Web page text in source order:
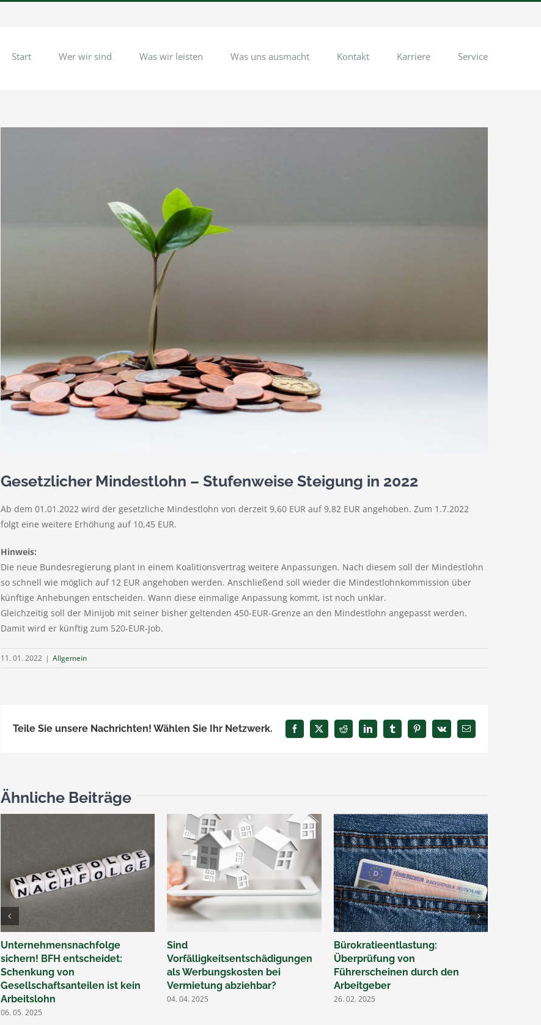
Start Wer wir sind Was wir leisten Was uns ausmacht Kontakt Karriere Service
Gesetzlicher Mindestlohn – Stufenweise Steigung in 2022
Ab dem 01.01.2022 wird der gesetzliche Mindestlohn von derzeit 9,60 EUR auf 9,82 EUR angehoben. Zum 1.7.2022
folgt eine weitere Erhöhung auf 10,45 EUR.
Hinweis:
Die neue Bundesregierung plant in einem Koalitionsvertrag weitere Anpassungen. Nach diesem soll der Mindestlohn
so schnell wie möglich auf 12 EUR angehoben werden. Anschließend soll wieder die Mindestlohnkommission über
künftige Anhebungen entscheiden. Wann diese einmalige Anpassung kommt, ist noch unklar.
Gleichzeitig soll der Minijob mit seiner bisher geltenden 450-EUR-Grenze an den Mindestlohn angepasst werden.
Damit wird er künftig zum 520-EUR-Job.
11. 01. 2022 | Allgemein
Teile Sie unsere Nachrichten! Wählen Sie Ihr Netzwerk. Facebook
X Reddit LinkedInTumblrPinterest
Vk
E-
Mail
Ähnliche Beiträge
Unternehmensnachfolge
sichern! BFH entscheidet:
Schenkung von
Gesellschaftsanteilen ist kein
Arbeitslohn
06. 05. 2025
Sind
Vorfälligkeitsentschädigungen
als Werbungskosten bei
Vermietung abziehbar?
04. 04. 2025
Bürokratieentlastung:
Überprüfung von
Führerscheinen durch den
Arbeitgeber
26. 02. 2025